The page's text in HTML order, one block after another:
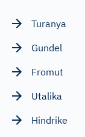
Turanya
Gundel
Fromut
Utalika
Hindrike